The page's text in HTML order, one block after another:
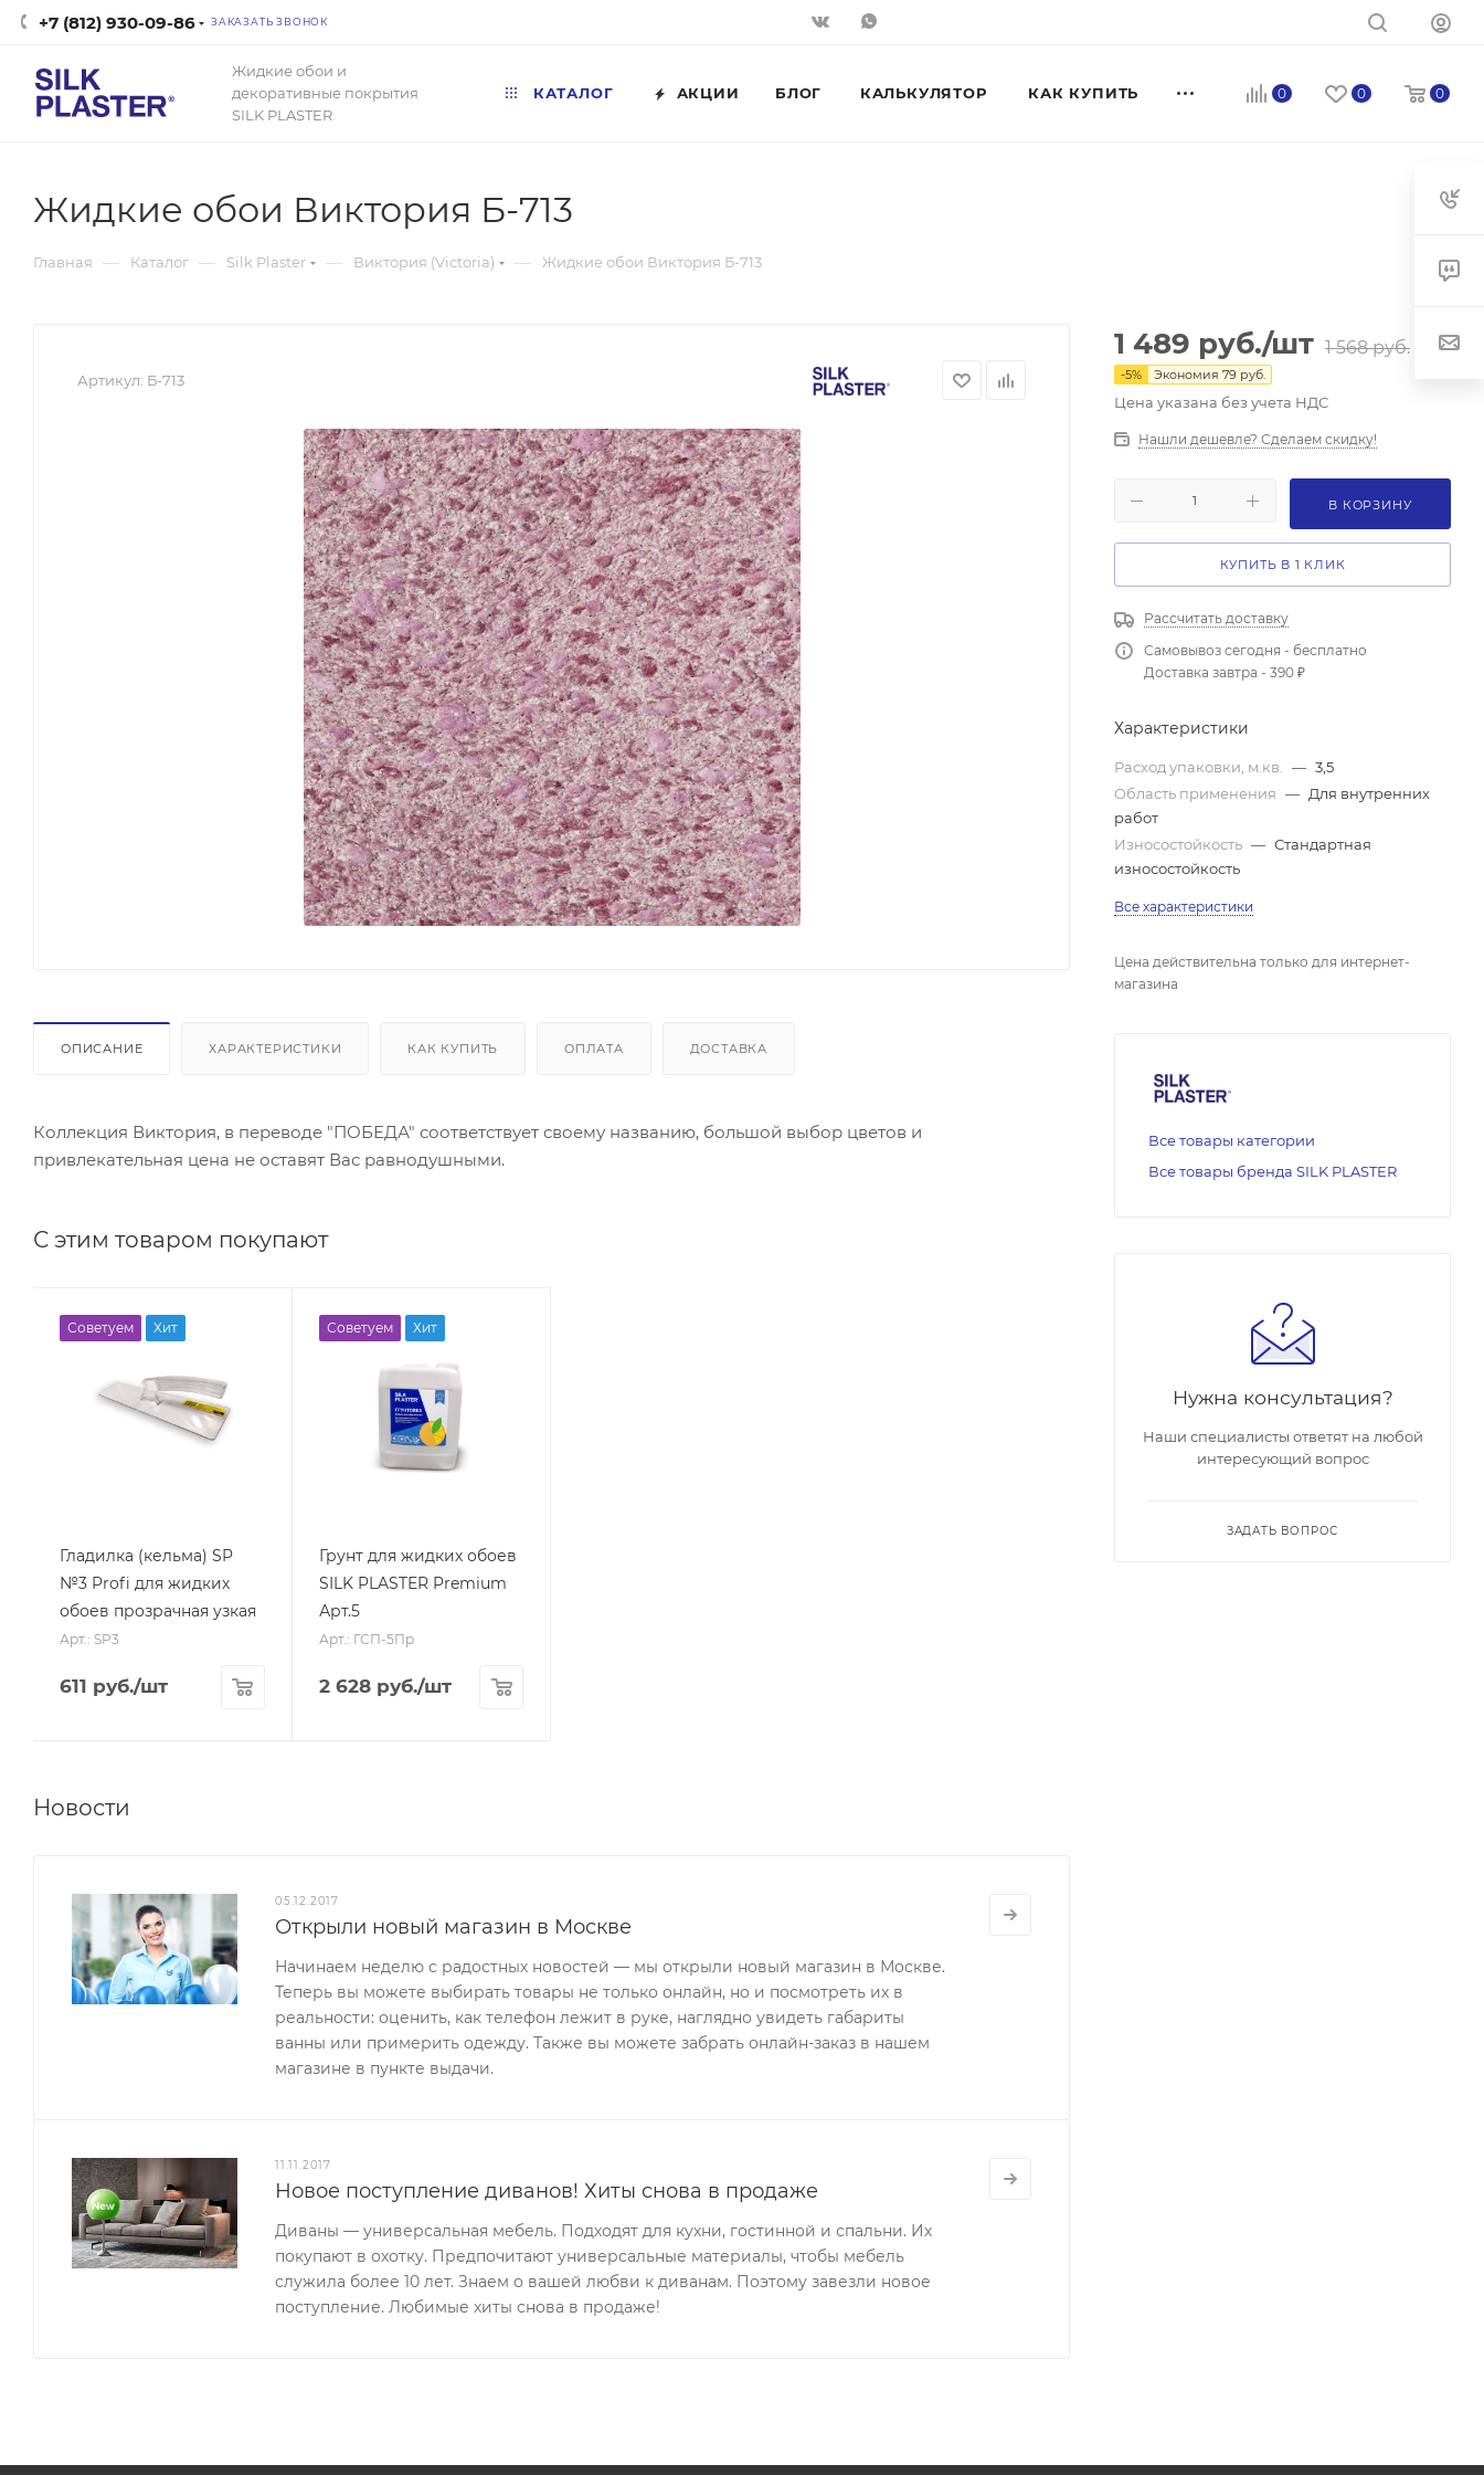
+7 (812) 930-09-86 ЗАКАЗАТЬ ЗВОНОК
0 0 0
Жидкие обои и
декоративные покрытия
SILK PLASTER
КАТАЛОГ АКЦИИ БЛОГ КАЛЬКУЛЯТОР КАК КУПИТЬ
Жидкие обои Виктория Б-713
Главная — Каталог — Silk Plaster — Виктория (Victoria) — Жидкие обои Виктория Б-713
Артикул: Б-713
ОПИСАНИЕ ХАРАКТЕРИСТИКИ КАК КУПИТЬ ОПЛАТА ДОСТАВКА
Коллекция Виктория, в переводе "ПОБЕДА" соответствует своему названию, большой выбор цветов и
привлекательная цена не оставят Вас равнодушными.
С этим товаром покупают
Советуем Хит
Гладилка (кельма) SP
№3 Profi для жидких
обоев прозрачная узкая
Арт.: SP3
611 руб./шт
Советуем Хит
Грунт для жидких обоев
SILK PLASTER Premium
Арт.5
Арт.: ГСП-5Пр
2 628руб./шт
Новости
05.12.2017
Открыли новый магазин в Москве
Начинаем неделю с радостных новостей — мы открыли новый магазин в Москве.
Теперь вы можете выбирать товары не только онлайн, но и посмотреть их в
реальности: оценить, как телефон лежит в руке, наглядно увидеть габариты
ванны или примерить одежду. Также вы можете забрать онлайн-заказ в нашем
магазине в пункте выдачи.
11.11.2017
Новое поступление диванов! Хиты снова в продаже
Диваны — универсальная мебель. Подходят для кухни, гостинной и спальни. Их
покупают в охотку. Предпочитают универсальные материалы, чтобы мебель
служила более 10 лет. Знаем о вашей любви к диванам. Поэтому завезли новое
поступление. Любимые хиты снова в продаже!
1 489 руб./шт 1 568руб.
-5% Экономия 79 руб.
Цена указана без учета НДС
Нашли дешевле? Сделаем скидку!
В КОРЗИНУ
КУПИТЬ В 1 КЛИК
Рассчитать доставку
Самовывоз сегодня - бесплатно
Доставка завтра - 390 ₽
Характеристики
Расход упаковки, м.кв. — 3,5
Область применения — Для внутренних
работ
Износостойкость — Стандартная
износостойкость
Все характеристики
Цена действительна только для интернет-
магазина
Все товары категории
Все товары бренда SILK PLASTER
Нужна консультация?
Наши специалисты ответят на любой
интересующий вопрос
ЗАДАТЬ ВОПРОС